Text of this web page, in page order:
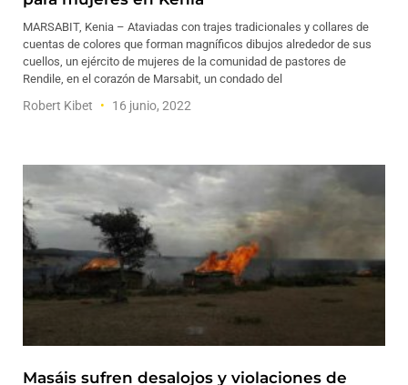
MARSABIT, Kenia – Ataviadas con trajes tradicionales y collares de
cuentas de colores que forman magníficos dibujos alrededor de sus
cuellos, un ejército de mujeres de la comunidad de pastores de
Rendile, en el corazón de Marsabit, un condado del
Robert Kibet 16 junio, 2022
Masáis sufren desalojos y violaciones de